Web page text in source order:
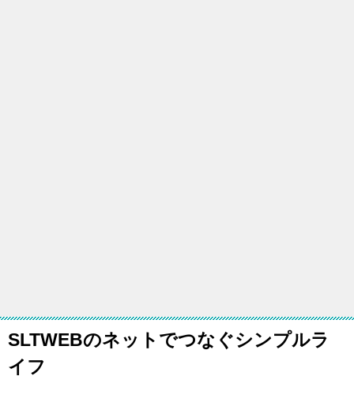
SLTWEBのネットでつなぐシンプルラ
イフ